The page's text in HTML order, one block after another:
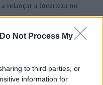
Do Not Process My
to third parties, or
information for
relançar a incerteza no
apareceu Chiquinho, aos
no Monte da Forca.